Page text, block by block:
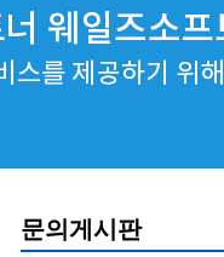
포트폴
문의게시판